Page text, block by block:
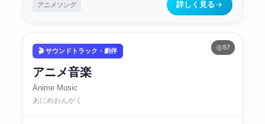
アニメソング 詳しく見る
57
🎬 サウンドトラック・劇伴
アニメ音楽
Anime Music
あにめおんがく